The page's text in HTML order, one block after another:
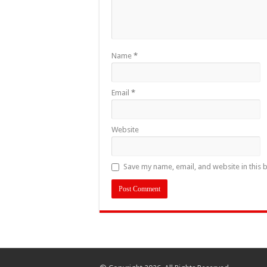
Name *
Email *
Website
Save my name, email, and website in